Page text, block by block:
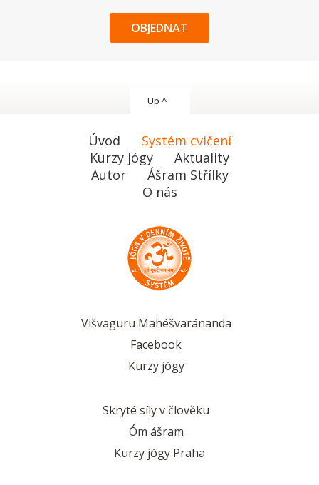
OBJEDNAT
Up ^
Úvod
Systém cvičení
Kurzy jógy
Aktuality
Autor
Ášram Střílky
O nás
Višvaguru Mahéšvaránanda
Facebook
Kurzy jógy
Skryté síly v člověku
Óm ášram
Kurzy jógy Praha